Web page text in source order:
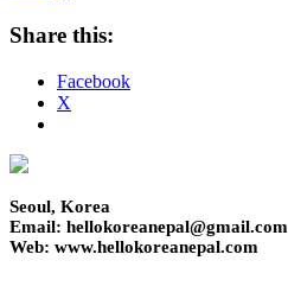
Share this:
Facebook
X
Seoul, Korea
Email: hellokoreanepal@gmail.com
Web: www.hellokoreanepal.com